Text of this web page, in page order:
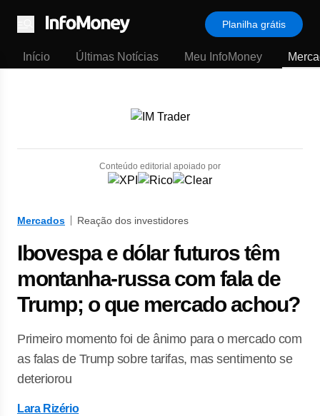
Menu
Planilha grátis
Início Últimas Notícias Meu InfoMoney
Conteúdo editorial apoiado por
Mercados Reação dos investidores
Ibovespa e dólar futuros têm
montanha-russa com fala de
Trump; o que mercado achou?
Primeiro momento foi de ânimo para o mercado com
as falas de Trump sobre tarifas, mas sentimento se
deteriorou
Lara Rizério